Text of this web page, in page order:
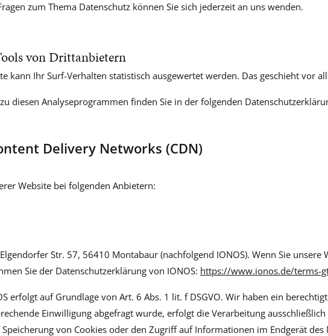
zum Thema Datenschutz können Sie sich jederzeit an uns wenden.
von Dritt­anbietern
kann Ihr Surf-Verhalten statistisch ausgewertet werden. Das geschieht vor
diesen Analyseprogrammen finden Sie in der folgenden
Delivery Networks (CDN)
Website bei folgenden Anbietern:
Str. 57, 56410 Montabaur (nachfolgend IONOS). Wenn Sie
Sie der Datenschutzerklärung von IONOS: https://www.ionos.de/terms-
erfolgt auf Grundlage von Art. 6 Abs. 1 lit. f DSGVO. Wir haben ein
Einwilligung abgefragt wurde, erfolgt die Verarbeitung
von Cookies oder den Zugriff auf Informationen im Endgerät